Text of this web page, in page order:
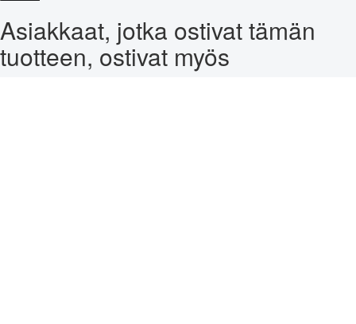
Asiakkaat, jotka ostivat tämän
tuotteen, ostivat myös